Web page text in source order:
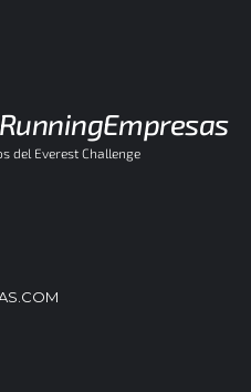
del Everest Challenge